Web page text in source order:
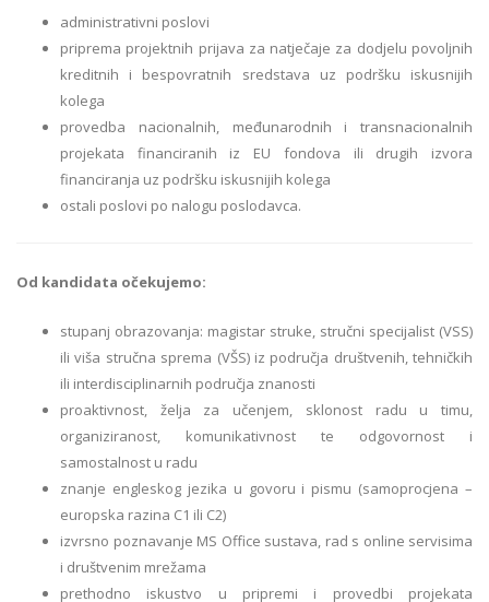
administrativni poslovi
priprema projektnih prijava za natječaje za dodjelu povoljnih
kreditnih i bespovratnih sredstava uz podršku iskusnijih
kolega
provedba nacionalnih, međunarodnih i transnacionalnih
projekata financiranih iz EU fondova ili drugih izvora
financiranja uz podršku iskusnijih kolega
ostali poslovi po nalogu poslodavca.
Od kandidata očekujemo:
stupanj obrazovanja: magistar struke, stručni specijalist (VSS)
ili viša stručna sprema (VŠS) iz područja društvenih, tehničkih
ili interdisciplinarnih područja znanosti
proaktivnost, želja za učenjem, sklonost radu u timu,
organiziranost, komunikativnost te odgovornost i
samostalnost u radu
znanje engleskog jezika u govoru i pismu (samoprocjena –
europska razina C1 ili C2)
izvrsno poznavanje MS Office sustava, rad s online servisima
i društvenim mrežama
prethodno iskustvo u pripremi i provedbi projekata